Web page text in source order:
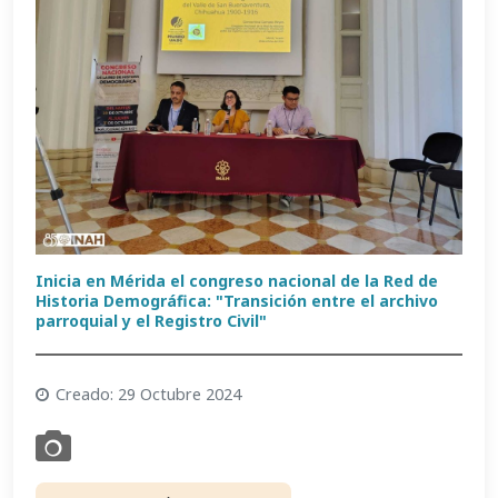
Inicia en Mérida el congreso nacional de la Red de
Historia Demográfica: "Transición entre el archivo
parroquial y el Registro Civil"
Creado: 29 Octubre 2024